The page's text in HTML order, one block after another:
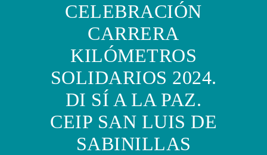
CELEBRACIÓN
CARRERA
KILÓMETROS
SOLIDARIOS 2024.
DI SÍ A LA PAZ.
CEIP SAN LUIS DE
SABINILLAS